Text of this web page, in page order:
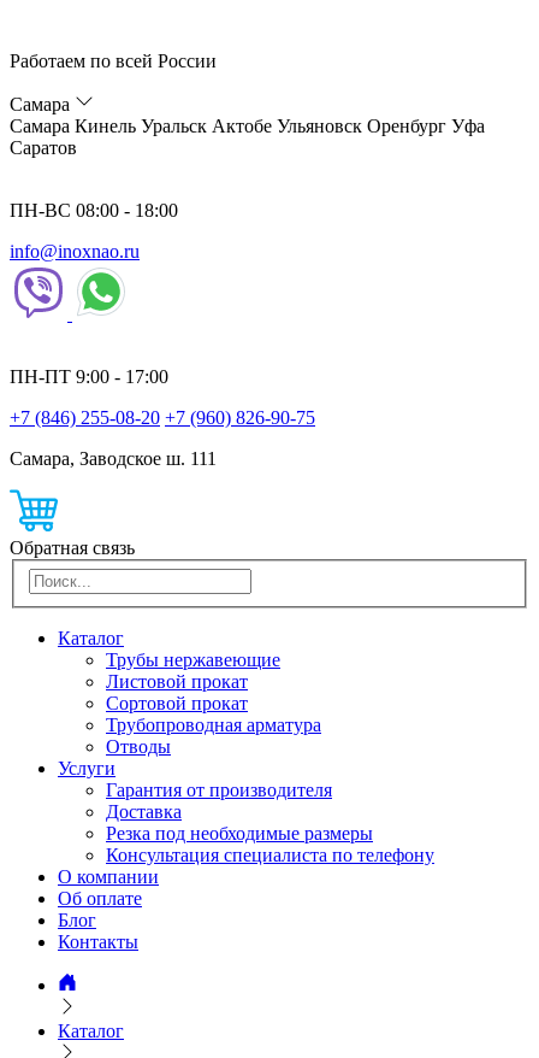
Работаем по всей России
Самара
Самара Кинель Уральск Актобе Ульяновск Оренбург Уфа
Саратов
ПН-ВС 08:00 - 18:00
info@inoxnao.ru
ПН-ПТ 9:00 - 17:00
+7 (846) 255-08-20 +7 (960) 826-90-75
Самара, Заводское ш. 111
Обратная связь
Каталог
Трубы нержавеющие
Листовой прокат
Сортовой прокат
Трубопроводная арматура
Отводы
Услуги
Гарантия от производителя
Доставка
Резка под необходимые размеры
Консультация специалиста по телефону
О компании
Об оплате
Блог
Контакты
Каталог